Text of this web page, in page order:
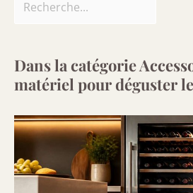
Dans la catégorie
matériel pour déguster